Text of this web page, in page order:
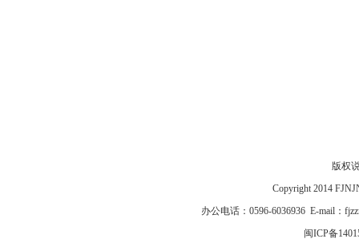
版权
Copyright 2014
办公电话：0596-6036936 E-mail：
闽ICP备